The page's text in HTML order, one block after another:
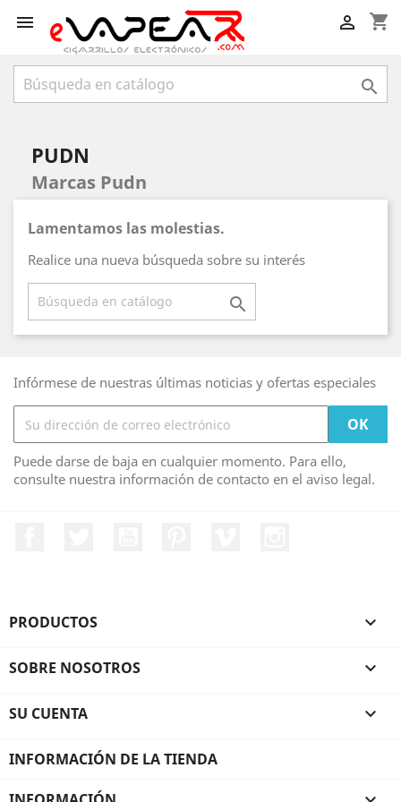
 shopping_cart


PUDN
Marcas Pudn
Lamentamos las molestias.
Realice una nueva búsqueda sobre su interés

Infórmese de nuestras últimas noticias y ofertas especiales
Puede darse de baja en cualquier momento. Para ello,
consulte nuestra información de contacto en el aviso legal.
PRODUCTOS 
SOBRE NOSOTROS 
SU CUENTA 
INFORMACIÓN DE LA TIENDA